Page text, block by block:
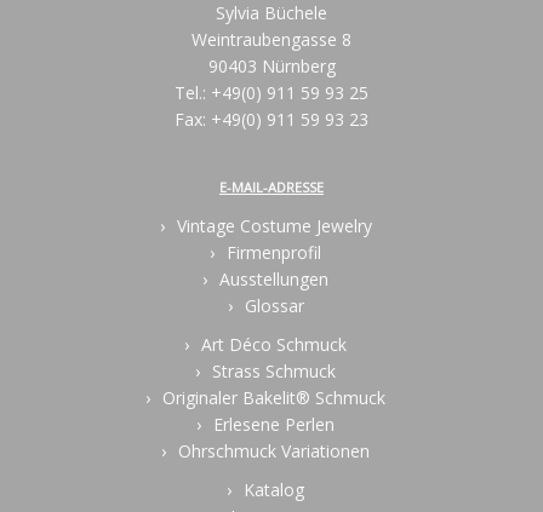
Sylvia Büchele
Weintraubengasse 8
90403 Nürnberg
Tel.: +49(0) 911 59 93 25
Fax: +49(0) 911 59 93 23
E-MAIL-ADRESSE
Vintage Costume Jewelry
Firmenprofil
Ausstellungen
Glossar
Art Déco Schmuck
Strass Schmuck
Originaler Bakelit® Schmuck
Erlesene Perlen
Ohrschmuck Variationen
Katalog